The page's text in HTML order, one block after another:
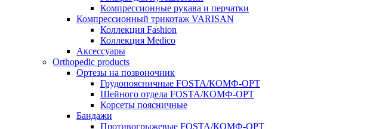
Компрессионные рукава и перчатки
Компрессионный трикотаж VARISAN
Коллекция Fashion
Коллекция Medico
Аксессуары
Orthopedic products
Ортезы на позвоночник
Грудопоясничные FOSTA/КОМФ-ОРТ
Шейного отдела FOSTA/КОМФ-ОРТ
Корсеты поясничные
Бандажи
Противогрыжевые FOSTA/КОМФ-ОРТ